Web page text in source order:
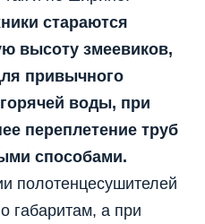
стараются
высоту змеевиков,
привычного
воды, при
переплетение труб
способами.
полотенцесушителей
габаритам, а при